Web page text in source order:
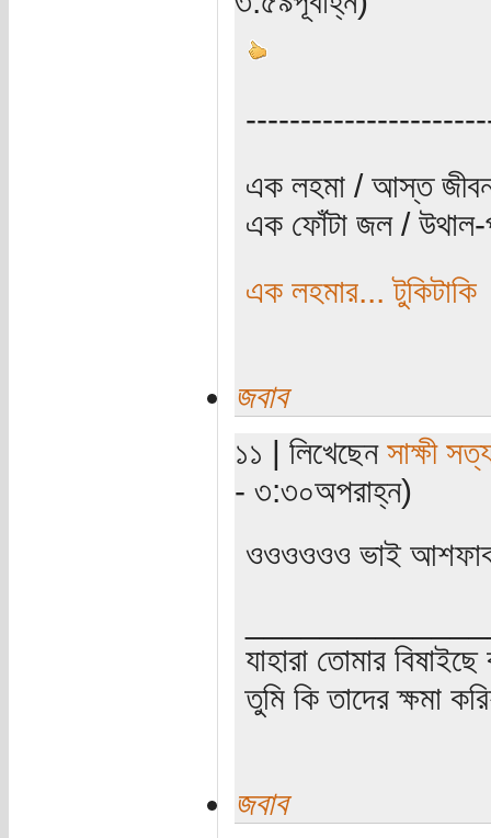
এক লহমা / আস্ত
এক ফোঁটা জল /
এক লহমার... টুকিটাকি
জবাব
১১ | লিখেছেন সাক্ষী
- ৩:৩০অপরাহ্ন)
ওওওওওও ভাই
যাহারা তোমার
তুমি কি তাদের ক্ষমা
জবাব